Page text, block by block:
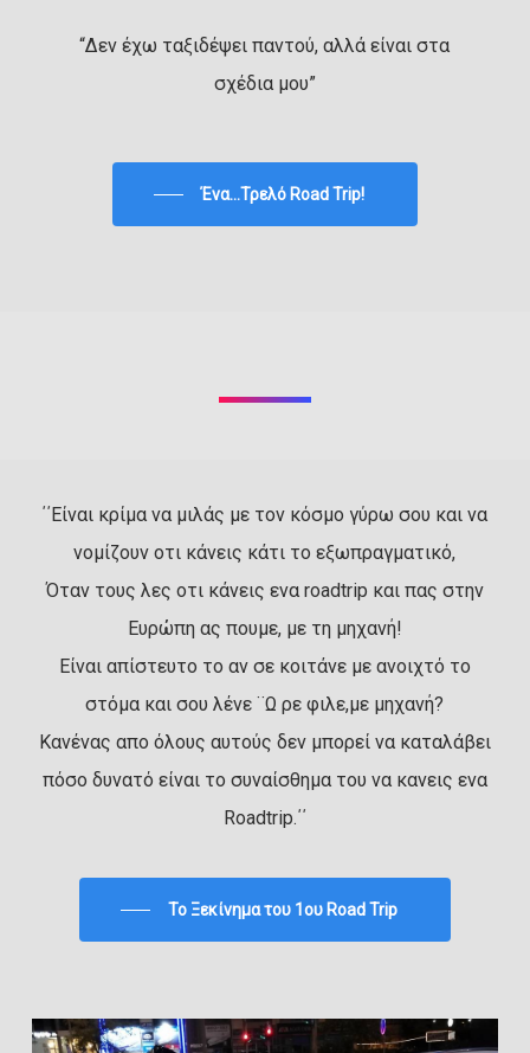
“Δεν έχω ταξιδέψει παντού, αλλά είναι στα
σχέδια μου”
Ένα...Τρελό Road Trip!
΄΄Είναι κρίμα να μιλάς με τον κόσμο γύρω σου και να
νομίζουν οτι κάνεις κάτι το εξωπραγματικό,
Όταν τους λες οτι κάνεις ενα roadtrip και πας στην
Ευρώπη ας πουμε, με τη μηχανή!
Είναι απίστευτο το αν σε κοιτάνε με ανοιχτό το
στόμα και σου λένε ¨Ω ρε φιλε,με μηχανή?
Κανένας απο όλους αυτούς δεν μπορεί να καταλάβει
πόσο δυνατό είναι το συναίσθημα του να κανεις ενα
Roadtrip.΄΄
To Ξεκίνημα του 1ου Road Trip